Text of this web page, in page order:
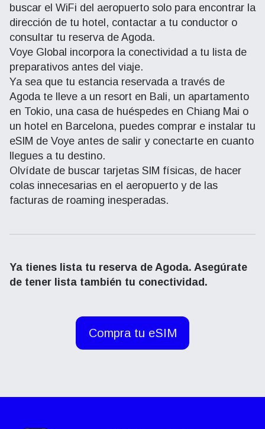
buscar el WiFi del aeropuerto solo para encontrar la
dirección de tu hotel, contactar a tu conductor o
consultar tu reserva de Agoda.
Voye Global incorpora la conectividad a tu lista de
preparativos antes del viaje.
Ya sea que tu estancia reservada a través de
Agoda te lleve a un resort en Bali, un apartamento
en Tokio, una casa de huéspedes en Chiang Mai o
un hotel en Barcelona, ​​puedes comprar e instalar tu
eSIM de Voye antes de salir y conectarte en cuanto
llegues a tu destino.
Olvídate de buscar tarjetas SIM físicas, de hacer
colas innecesarias en el aeropuerto y de las
facturas de roaming inesperadas.
Ya tienes lista tu reserva de Agoda. Asegúrate
de tener lista también tu conectividad.
Compra tu eSIM